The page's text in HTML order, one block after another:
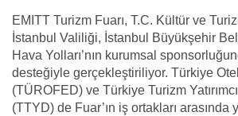
EMITT Turizm Fuarı, T.C. Kültür ve
İstanbul Valiliği, İstanbul Büyükşehir
Hava Yolları’nın kurumsal
desteğiyle gerçekleştiriliyor. Türkiye
(TÜROFED) ve Türkiye Turizm
(TTYD) de Fuar’ın iş ortakları arasında